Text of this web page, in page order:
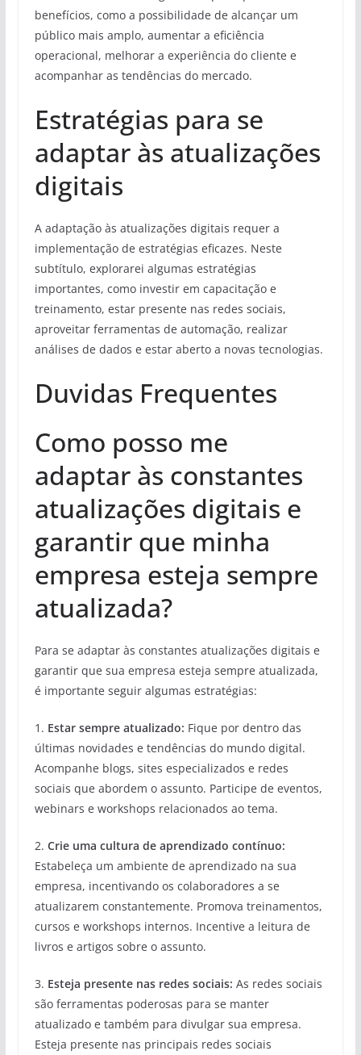
benefícios, como a possibilidade de alcançar um
público mais amplo, aumentar a eficiência
operacional, melhorar a experiência do cliente e
acompanhar as tendências do mercado.
Estratégias para se
adaptar às atualizações
digitais
A adaptação às atualizações digitais requer a
implementação de estratégias eficazes. Neste
subtítulo, explorarei algumas estratégias
importantes, como investir em capacitação e
treinamento, estar presente nas redes sociais,
aproveitar ferramentas de automação, realizar
análises de dados e estar aberto a novas tecnologias.
Duvidas Frequentes
Como posso me
adaptar às constantes
atualizações digitais e
garantir que minha
empresa esteja sempre
atualizada?
Para se adaptar às constantes atualizações digitais e
garantir que sua empresa esteja sempre atualizada,
é importante seguir algumas estratégias:
1. Estar sempre atualizado: Fique por dentro das
últimas novidades e tendências do mundo digital.
Acompanhe blogs, sites especializados e redes
sociais que abordem o assunto. Participe de eventos,
webinars e workshops relacionados ao tema.
2. Crie uma cultura de aprendizado contínuo:
Estabeleça um ambiente de aprendizado na sua
empresa, incentivando os colaboradores a se
atualizarem constantemente. Promova treinamentos,
cursos e workshops internos. Incentive a leitura de
livros e artigos sobre o assunto.
3. Esteja presente nas redes sociais: As redes sociais
são ferramentas poderosas para se manter
atualizado e também para divulgar sua empresa.
Esteja presente nas principais redes sociais